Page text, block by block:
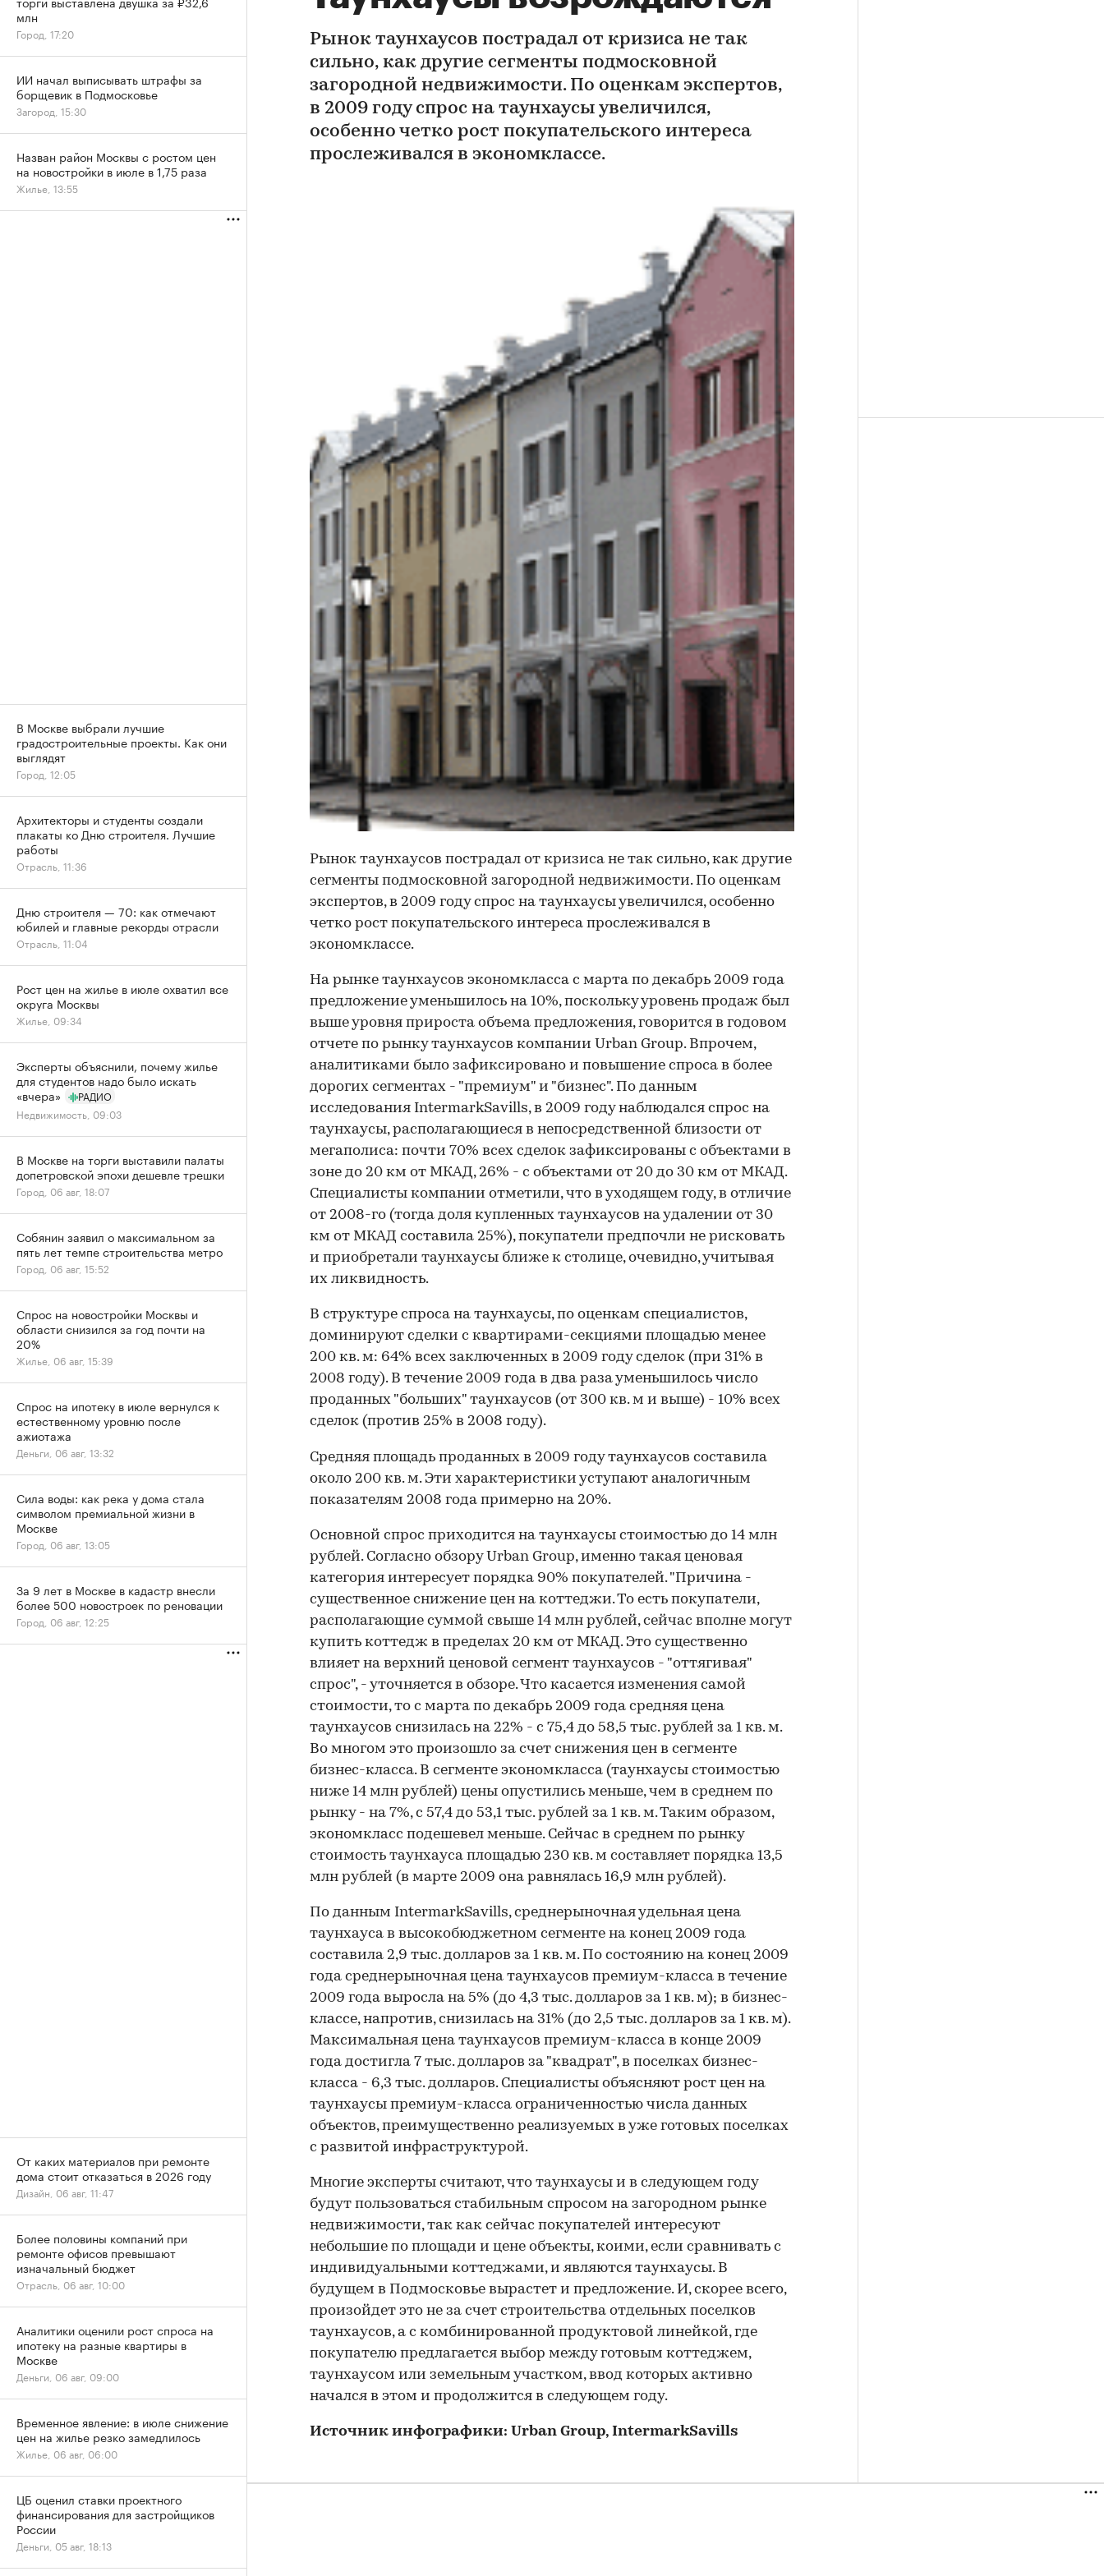
Рынок таунхаусов пострадал от кризиса не так
сильно, как другие сегменты подмосковной
загородной недвижимости. По оценкам экспертов,
в 2009 году спрос на таунхаусы увеличился,
особенно четко рост покупательского интереса
прослеживался в экономклассе.
Рынок таунхаусов пострадал от кризиса не так сильно, как другие
сегменты подмосковной загородной недвижимости. По оценкам
экспертов, в 2009 году спрос на таунхаусы увеличился, особенно
четко рост покупательского интереса прослеживался в
экономклассе.
На рынке таунхаусов экономкласса с марта по декабрь 2009 года
предложение уменьшилось на 10%, поскольку уровень продаж был
выше уровня прироста объема предложения, говорится в годовом
отчете по рынку таунхаусов компании Urban Group. Впрочем,
аналитиками было зафиксировано и повышение спроса в более
дорогих сегментах - "премиум" и "бизнес". По данным
исследования IntermarkSavills, в 2009 году наблюдался спрос на
таунхаусы, располагающиеся в непосредственной близости от
мегаполиса: почти 70% всех сделок зафиксированы с объектами в
зоне до 20 км от МКАД, 26% - с объектами от 20 до 30 км от МКАД.
Специалисты компании отметили, что в уходящем году, в отличие
от 2008-го (тогда доля купленных таунхаусов на удалении от 30
км от МКАД составила 25%), покупатели предпочли не рисковать
и приобретали таунхаусы ближе к столице, очевидно, учитывая
их ликвидность.
В структуре спроса на таунхаусы, по оценкам специалистов,
доминируют сделки с квартирами-секциями площадью менее
200 кв. м: 64% всех заключенных в 2009 году сделок (при 31% в
2008 году). В течение 2009 года в два раза уменьшилось число
проданных "больших" таунхаусов (от 300 кв. м и выше) - 10% всех
сделок (против 25% в 2008 году).
Средняя площадь проданных в 2009 году таунхаусов составила
около 200 кв. м. Эти характеристики уступают аналогичным
показателям 2008 года примерно на 20%.
Основной спрос приходится на таунхаусы стоимостью до 14 млн
рублей. Согласно обзору Urban Group, именно такая ценовая
категория интересует порядка 90% покупателей. "Причина -
существенное снижение цен на коттеджи. То есть покупатели,
располагающие суммой свыше 14 млн рублей, сейчас вполне могут
купить коттедж в пределах 20 км от МКАД. Это существенно
влияет на верхний ценовой сегмент таунхаусов - "оттягивая"
спрос", - уточняется в обзоре. Что касается изменения самой
стоимости, то с марта по декабрь 2009 года средняя цена
таунхаусов снизилась на 22% - с 75,4 до 58,5 тыс. рублей за 1 кв. м.
Во многом это произошло за счет снижения цен в сегменте
бизнес-класса. В сегменте экономкласса (таунхаусы стоимостью
ниже 14 млн рублей) цены опустились меньше, чем в среднем по
рынку - на 7%, с 57,4 до 53,1 тыс. рублей за 1 кв. м. Таким образом,
экономкласс подешевел меньше. Сейчас в среднем по рынку
стоимость таунхауса площадью 230 кв. м составляет порядка 13,5
млн рублей (в марте 2009 она равнялась 16,9 млн рублей).
По данным IntermarkSavills, среднерыночная удельная цена
таунхауса в высокобюджетном сегменте на конец 2009 года
составила 2,9 тыс. долларов за 1 кв. м. По состоянию на конец 2009
года среднерыночная цена таунхаусов премиум-класса в течение
2009 года выросла на 5% (до 4,3 тыс. долларов за 1 кв. м); в бизнес-
классе, напротив, снизилась на 31% (до 2,5 тыс. долларов за 1 кв. м).
Максимальная цена таунхаусов премиум-класса в конце 2009
года достигла 7 тыс. долларов за "квадрат", в поселках бизнес-
класса - 6,3 тыс. долларов. Специалисты объясняют рост цен на
таунхаусы премиум-класса ограниченностью числа данных
объектов, преимущественно реализуемых в уже готовых поселках
с развитой инфраструктурой.
Многие эксперты считают, что таунхаусы и в следующем году
будут пользоваться стабильным спросом на загородном рынке
недвижимости, так как сейчас покупателей интересуют
небольшие по площади и цене объекты, коими, если сравнивать с
индивидуальными коттеджами, и являются таунхаусы. В
будущем в Подмосковье вырастет и предложение. И, скорее всего,
произойдет это не за счет строительства отдельных поселков
таунхаусов, а с комбинированной продуктовой линейкой, где
покупателю предлагается выбор между готовым коттеджем,
таунхаусом или земельным участком, ввод которых активно
начался в этом и продолжится в следующем году.
Источник инфографики: Urban Group, IntermarkSavills
млн
Город, 17:20
ИИ начал выписывать штрафы за
борщевик в Подмосковье
Загород, 15:30
Назван район Москвы с ростом цен
на новостройки в июле в 1,75 раза
Жилье, 13:55
В Москве выбрали лучшие
градостроительные проекты. Как они
выглядят
Город, 12:05
Архитекторы и студенты создали
плакаты ко Дню строителя. Лучшие
работы
Отрасль, 11:36
Дню строителя — 70: как отмечают
юбилей и главные рекорды отрасли
Отрасль, 11:04
Рост цен на жилье в июле охватил все
округа Москвы
Жилье, 09:34
Эксперты объяснили, почему жилье
для студентов надо было искать
«вчера»
РАДИО
Недвижимость, 09:03
В Москве на торги выставили палаты
допетровской эпохи дешевле трешки
Город, 06 авг, 18:07
Собянин заявил о максимальном за
пять лет темпе строительства метро
Город, 06 авг, 15:52
Спрос на новостройки Москвы и
области снизился за год почти на
20%
Жилье, 06 авг, 15:39
Спрос на ипотеку в июле вернулся к
естественному уровню после
ажиотажа
Деньги, 06 авг, 13:32
Сила воды: как река у дома стала
символом премиальной жизни в
Москве
Город, 06 авг, 13:05
За 9 лет в Москве в кадастр внесли
более 500 новостроек по реновации
Город, 06 авг, 12:25
От каких материалов при ремонте
дома стоит отказаться в 2026 году
Дизайн, 06 авг, 11:47
Более половины компаний при
ремонте офисов превышают
изначальный бюджет
Отрасль, 06 авг, 10:00
Аналитики оценили рост спроса на
ипотеку на разные квартиры в
Москве
Деньги, 06 авг, 09:00
Временное явление: в июле снижение
цен на жилье резко замедлилось
Жилье, 06 авг, 06:00
ЦБ оценил ставки проектного
финансирования для застройщиков
России
Деньги, 05 авг, 18:13